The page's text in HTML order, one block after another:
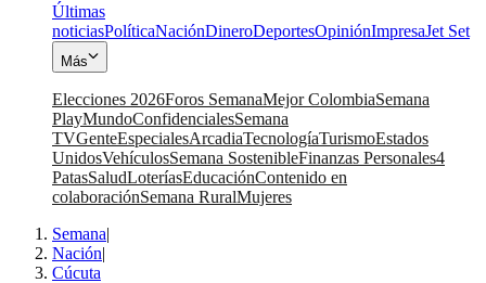
Últimas
noticiasPolíticaNaciónDineroDeportesOpiniónImpresaJet Set
Más
Elecciones 2026Foros SemanaMejor ColombiaSemana
PlayMundoConfidencialesSemana
TVGenteEspecialesArcadiaTecnologíaTurismoEstados
UnidosVehículosSemana SostenibleFinanzas Personales4
PatasSaludLoteríasEducaciónContenido en
colaboraciónSemana RuralMujeres
Semana|
Nación|
Cúcuta